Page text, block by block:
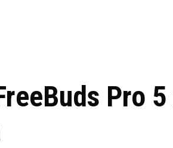
Pro